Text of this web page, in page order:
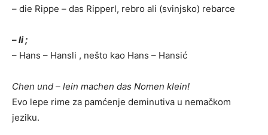
– die Rippe – das Ripperl, rebro ali (svinjsko) rebarce
–li ;
– Hans – Hansli , nešto kao Hans – Hansić
Chen und – lein machen das Nomen klein!
Evo lepe rime za pamćenje deminutiva u nemačkom
jeziku.